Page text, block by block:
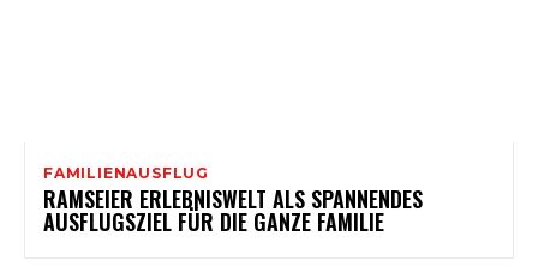
FAMILIENAUSFLUG
RAMSEIER ERLEBNISWELT ALS SPANNENDES
AUSFLUGSZIEL FÜR DIE GANZE FAMILIE